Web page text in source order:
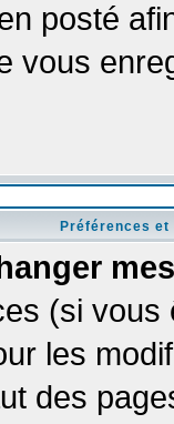
posté
vous
Préférences
(si
les
des